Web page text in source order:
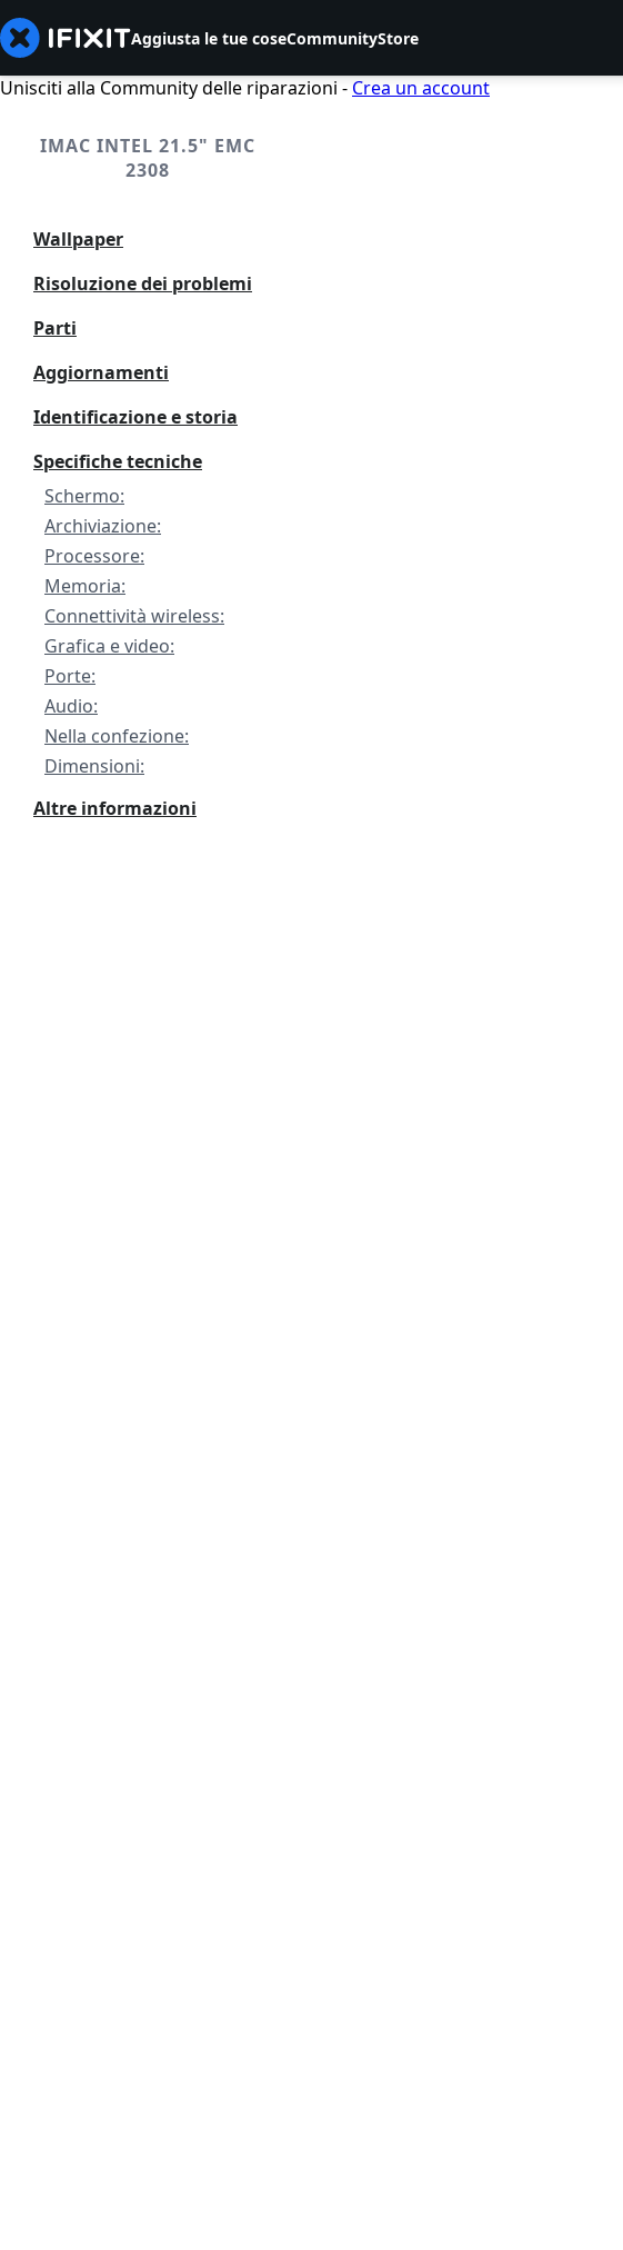
Aggiusta le tue coseCommunityStore
Unisciti alla Community delle riparazioni - Crea un account
IMAC INTEL 21.5" EMC
2308
Wallpaper
Risoluzione dei problemi
Parti
Aggiornamenti
Identificazione e storia
Specifiche tecniche
Schermo:
Archiviazione:
Processore:
Memoria:
Connettività wireless:
Grafica e video:
Porte:
Audio:
Nella confezione:
Dimensioni:
Altre informazioni